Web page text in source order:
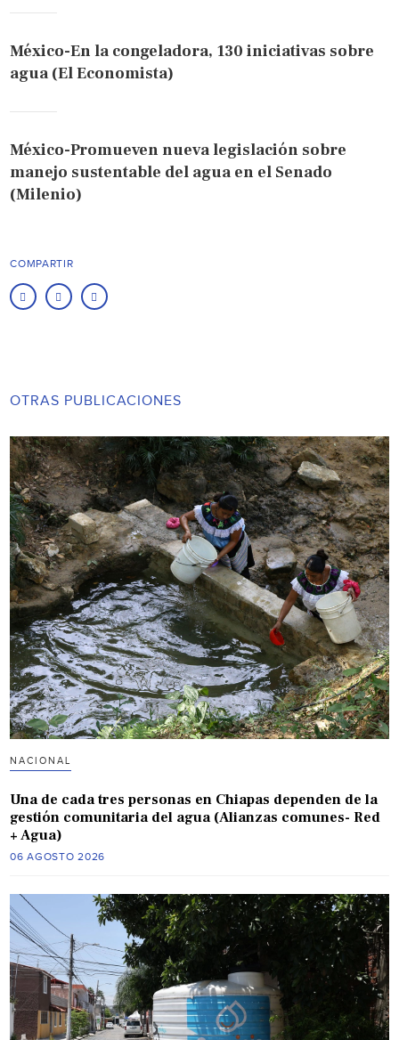
México-En la congeladora, 130 iniciativas sobre
agua (El Economista)
México-Promueven nueva legislación sobre
manejo sustentable del agua en el Senado
(Milenio)
COMPARTIR
OTRAS PUBLICACIONES
NACIONAL
Una de cada tres personas en Chiapas dependen de la
gestión comunitaria del agua (Alianzas comunes- Red
+ Agua)
06 AGOSTO 2026